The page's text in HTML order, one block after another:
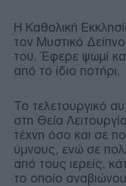
Η Καθολική
τον Μυστικό
του. Έφερε ψωμί
από το ίδιο ποτήρι.
Το τελετουργικό
στη Θεία
τέχνη όσο και σε
ύμνους, ενώ σε
από τους ιερείς,
το οποίο